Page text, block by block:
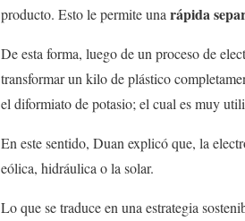
producto. Esto le permite una rápida
De esta forma, luego de un proceso de
transformar un kilo de plástico
el diformiato de potasio; el cual es muy
En este sentido, Duan explicó que, la
eólica, hidráulica o la solar.
Lo que se traduce en una estrategia